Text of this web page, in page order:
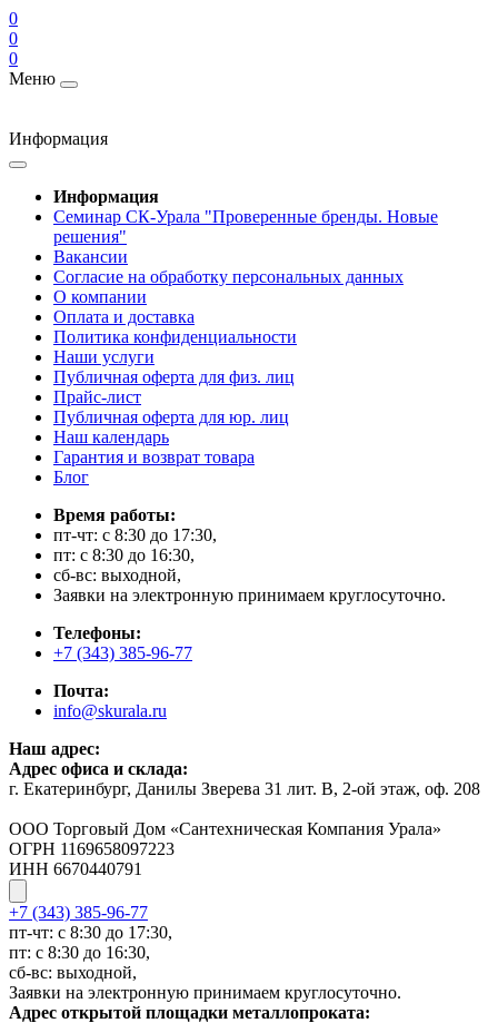
0
0
0
Меню
Информация
Информация
Cеминар СК-Урала "Проверенные бренды. Новые
решения"
Вакансии
Согласие на обработку персональных данных
О компании
Оплата и доставка
Политика конфиденциальности
Наши услуги
Публичная оферта для физ. лиц
Прайс-лист
Публичная оферта для юр. лиц
Наш календарь
Гарантия и возврат товара
Блог
Время работы:
пт-чт: с 8:30 до 17:30,
пт: с 8:30 до 16:30,
сб-вс: выходной,
Заявки на электронную принимаем круглосуточно.
Телефоны:
+7 (343) 385-96-77
Почта:
info@skurala.ru
Наш адрес:
Адрес офиса и склада:
г. Екатеринбург, Данилы Зверева 31 лит. В, 2-ой этаж, оф. 208
ООО Торговый Дом «Сантехническая Компания Урала»
ОГРН 1169658097223
ИНН 6670440791
+7 (343) 385-96-77
пт-чт: с 8:30 до 17:30,
пт: с 8:30 до 16:30,
сб-вс: выходной,
Заявки на электронную принимаем круглосуточно.
Адрес открытой площадки металлопроката: